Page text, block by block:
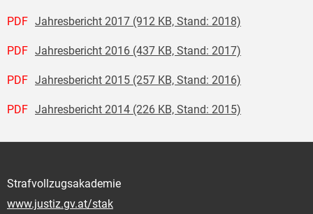
PDF Jahresbericht 2017 (912 KB, Stand: 2018)
PDF Jahresbericht 2016 (437 KB, Stand: 2017)
PDF Jahresbericht 2015 (257 KB, Stand: 2016)
PDF Jahresbericht 2014 (226 KB, Stand: 2015)
Strafvollzugsakademie
www.justiz.gv.at/stak